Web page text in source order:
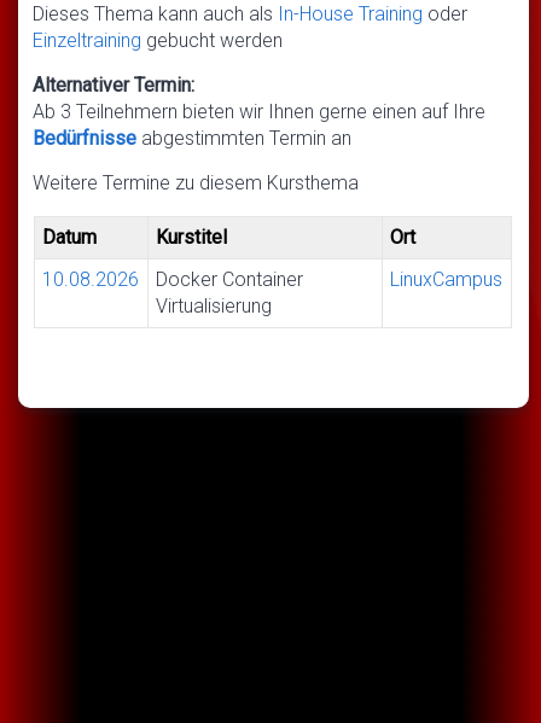
Dieses Thema kann auch als In-House Training oder
Einzeltraining gebucht werden
Alternativer Termin:
Ab 3 Teilnehmern bieten wir Ihnen gerne einen auf Ihre
Bedürfnisse abgestimmten Termin an
Weitere Termine zu diesem Kursthema
Datum Kurstitel
Ort
10.08.2026
Docker Container
Virtualisierung
LinuxCampus